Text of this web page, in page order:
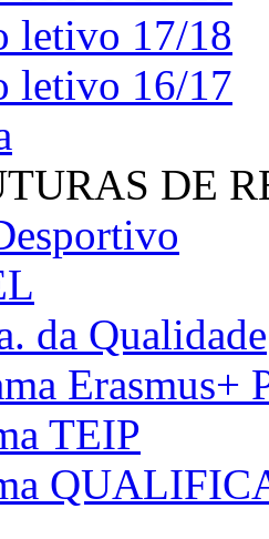
letivo 17/18
letivo 16/17
DE
da Qualidade
TEIP